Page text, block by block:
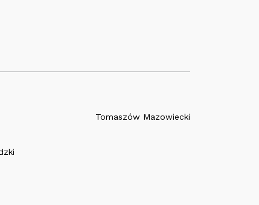
Tomaszów Mazowiecki